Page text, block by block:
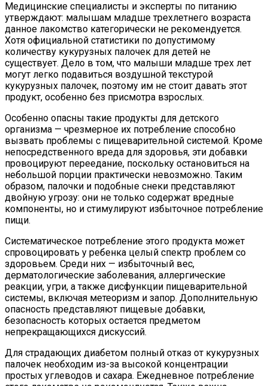
Медицинские специалисты и эксперты по питанию
утверждают: малышам младше трехлетнего возраста
данное лакомство категорически не рекомендуется.
Хотя официальной статистики по допустимому
количеству кукурузных палочек для детей не
существует. Дело в том, что малыши младше трех лет
могут легко подавиться воздушной текстурой
кукурузных палочек, поэтому им не стоит давать этот
продукт, особенно без присмотра взрослых.
Особенно опасны такие продукты для детского
организма — чрезмерное их потребление способно
вызвать проблемы с пищеварительной системой. Кроме
непосредственного вреда для здоровья, эти добавки
провоцируют переедание, поскольку остановиться на
небольшой порции практически невозможно. Таким
образом, палочки и подобные снеки представляют
двойную угрозу: они не только содержат вредные
компоненты, но и стимулируют избыточное потребление
пищи.
Систематическое потребление этого продукта может
спровоцировать у ребенка целый спектр проблем со
здоровьем. Среди них — избыточный вес,
дерматологические заболевания, аллергические
реакции, угри, а также дисфункции пищеварительной
системы, включая метеоризм и запор. Дополнительную
опасность представляют пищевые добавки,
безопасность которых остается предметом
непрекращающихся дискуссий.
Для страдающих диабетом полный отказ от кукурузных
палочек необходим из-за высокой концентрации
простых углеводов и сахара. Ежедневное потребление